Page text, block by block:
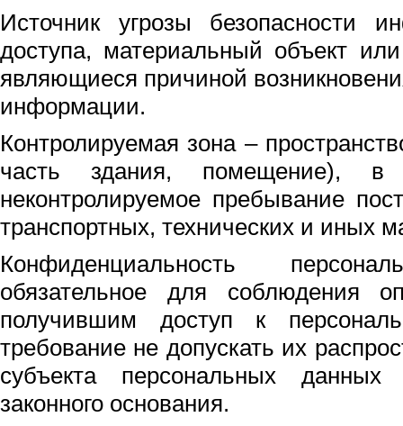
Источник угрозы безопасности
доступа, материальный объект
являющиеся причиной
информации.
Контролируемая зона –
часть здания, помещение), в
неконтролируемое пребывание
транспортных, технических и иных
Конфиденциальность
обязательное для соблюдения
получившим доступ к
требование не допускать их
субъекта персональных
законного основания.